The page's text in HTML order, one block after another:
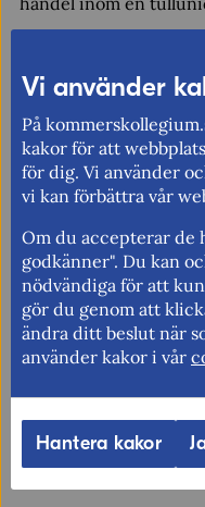
Kommerskollegium
uppskattningar av
Rapporten
Economic integration
regional trade
Kontakt
Per Altenberg
Fler nyheter
Vi använder
På
kakor för att
för dig. Vi använder
vi kan förbättra vår
Om du accepterar de
godkänner". Du kan
nödvändiga för att
gör du genom att
ändra ditt beslut när
använder kakor i vår
Hantera kakor